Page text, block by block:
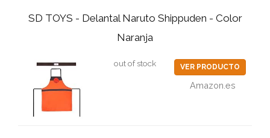
SD TOYS - Delantal Naruto Shippuden - Color
Naranja
out of stock VER PRODUCTO
Amazon.es